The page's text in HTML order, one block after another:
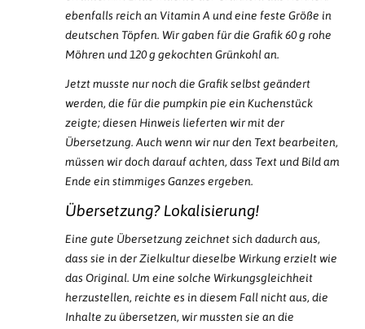
ebenfalls reich an Vitamin A und eine feste Größe in
deutschen Töpfen. Wir gaben für die Grafik 60 g rohe
Möhren und 120 g gekochten Grünkohl an.
Jetzt musste nur noch die Grafik selbst geändert
werden, die für die pumpkin pie ein Kuchenstück
zeigte; diesen Hinweis lieferten wir mit der
Übersetzung. Auch wenn wir nur den Text bearbeiten,
müssen wir doch darauf achten, dass Text und Bild am
Ende ein stimmiges Ganzes ergeben.
Übersetzung? Lokalisierung!
Eine gute Übersetzung zeichnet sich dadurch aus,
dass sie in der Zielkultur dieselbe Wirkung erzielt wie
das Original. Um eine solche Wirkungsgleichheit
herzustellen, reichte es in diesem Fall nicht aus, die
Inhalte zu übersetzen, wir mussten sie an die